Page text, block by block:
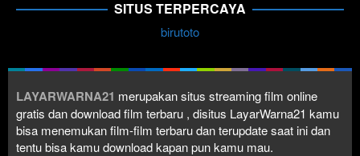
SITUS TERPERCAYA
birutoto
LAYARWARNA21 merupakan situs streaming film online
gratis dan download film terbaru , disitus LayarWarna21 kamu
bisa menemukan film-film terbaru dan terupdate saat ini dan
tentu bisa kamu download kapan pun kamu mau.